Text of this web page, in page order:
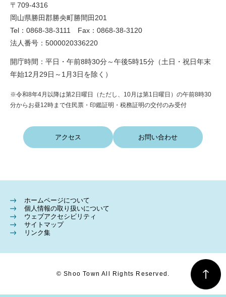
〒709-4316
岡山県勝田郡勝央町勝間田201
Tel：0868-38-3111 Fax：0868-38-3120
法人番号：5000020336220
開庁時間：平日・午前8時30分～午後5時15分（土日・祝日年末
年始12月29日～1月3日を除く）
※令和8年4月以降は第2日曜日（ただし、10月は第1日曜日）の午前8時30
分からお昼12時まで住民票・印鑑証明・税務証明の交付のみ受付
アクセス お問い合わせ
ホームページについて
個人情報の取り扱いについて
ウェブアクセシビリティ
サイトマップ
リンク集
© Shoo Town All Rights Reserved.